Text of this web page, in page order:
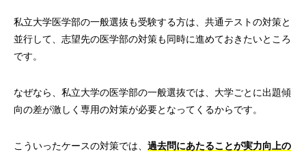
私立大学医学部の一般選抜も受験する方は、共通テストの対策と
並行して、志望先の医学部の対策も同時に進めておきたいところ
です。
なぜなら、私立大学の医学部の一般選抜では、大学ごとに出題傾
向の差が激しく専用の対策が必要となってくるからです。
こういったケースの対策では、 過去問にあたることが実力向上の